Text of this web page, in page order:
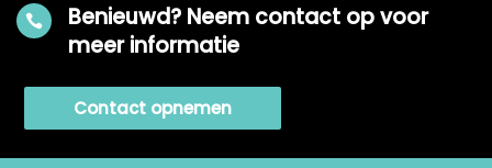

Benieuwd? Neem contact op voor
meer informatie
Contact opnemen